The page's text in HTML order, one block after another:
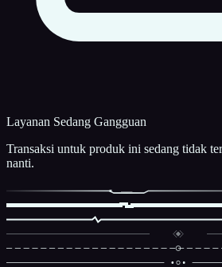
Layanan Sedang Gangguan
Transaksi untuk produk ini sedang tidak
nanti.